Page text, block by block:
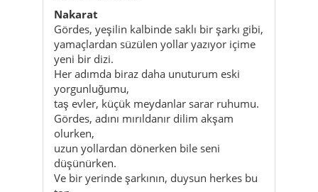
Nakarat
Gördes, yeşilin kalbinde saklı bir şarkı gibi,
yamaçlardan süzülen yollar yazıyor içime
yeni bir dizi.
Her adımda biraz daha unuturum eski
yorgunluğumu,
taş evler, küçük meydanlar sarar ruhumu.
Gördes, adını mırıldanır dilim akşam
olurken,
uzun yollardan dönerken bile seni
düşünürken.
Ve bir yerinde şarkının, duysun herkes bu